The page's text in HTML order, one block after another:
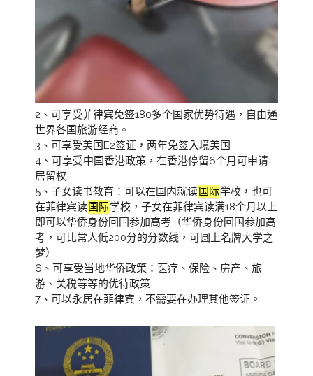
2、可享受菲律宾免签180多个国家优势待遇，自由通
世界各国旅游经商。
3、可享受美国E2签证，两年免签入境美国
4、可享受中国香港政策，在香港停留6个月可申请
居留权
5、子女读书教育：可以在国内就读国际学校，也可
在菲律宾读国际学校，子女在菲律宾读满18个月以上
即可以华侨身份回国参加高考（华侨身份回国参加高
考，可比常人低200分的分数线，可圆上名牌大学之
梦）
6、可享受当地华侨政策：医疗、保险、房产、旅
游、关税等等的优待政策
7、可以永居在菲律宾，不需要在办理其他签证。